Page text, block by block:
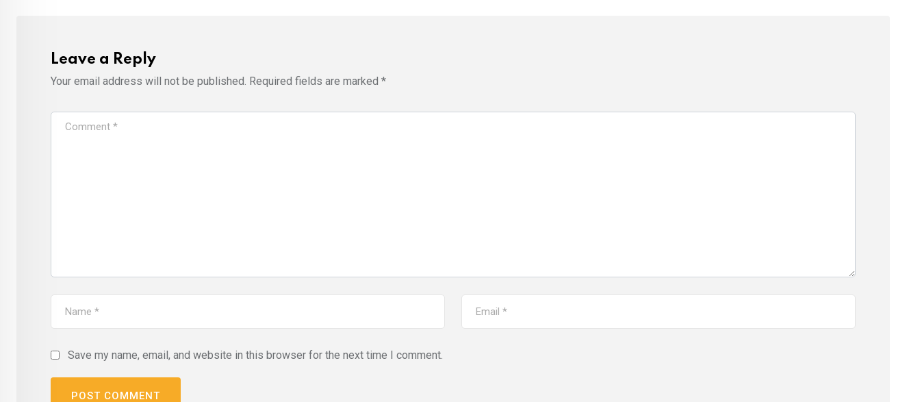
Leave a Reply
Your email address will not be published. Required fields are marked *
Save my name, email, and website in this browser for the next time I comment.